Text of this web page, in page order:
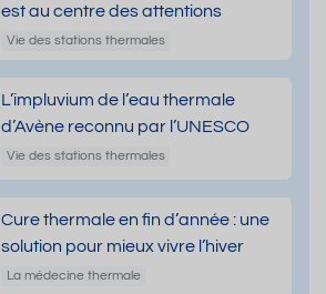
est au centre des attentions
Vie des stations thermales
L’impluvium de l’eau thermale
d’Avène reconnu par l’UNESCO
Vie des stations thermales
Cure thermale en fin d’année : une
solution pour mieux vivre l’hiver
La médecine thermale